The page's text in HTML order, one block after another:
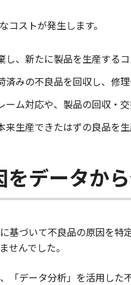
コストが発生します。
し、新たに製品を生産する
済みの不良品を回収し、修
ーム対応や、製品の回収・
来生産できたはずの良品を
をデータか
基づいて不良品の原因を
せんでした。
「データ分析」を活用し